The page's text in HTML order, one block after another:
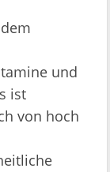
und
ist
von hoch